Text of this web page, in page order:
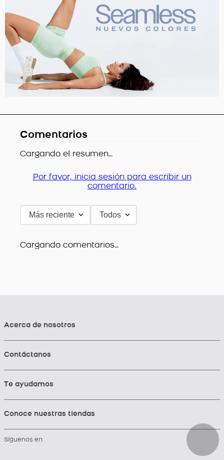
Comentarios
Cargando el resumen…
Por favor, inicia sesión para escribir un
comentario.
Más reciente Todos
Cargando comentarios…
Acerca de nosotros
Contáctanos
Te ayudamos
Conoce nuestras tiendas
Síguenos en: